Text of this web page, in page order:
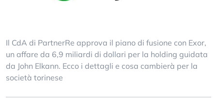
Il CdA di PartnerRe approva il piano di fusione con Exor,
un affare da 6,9 miliardi di dollari per la holding guidata
da John Elkann. Ecco i dettagli e cosa cambierà per la
società torinese